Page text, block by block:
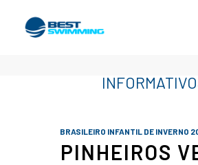
BRASILEIRO INFANTIL DE INVERNO
PINHEIROS